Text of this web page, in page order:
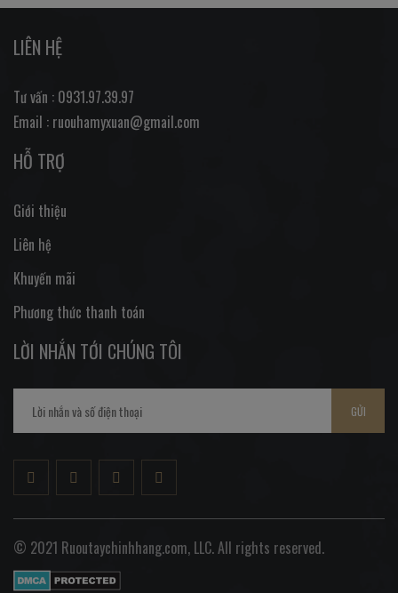
LIÊN HỆ
Tư vấn : 0931.97.39.97
Email : ruouhamyxuan@gmail.com
HỖ TRỢ
Giới thiệu
Liên hệ
Khuyến mãi
Phương thức thanh toán
LỜI NHẮN TỚI CHÚNG TÔI
GỬI
© 2021 Ruoutaychinhhang.com, LLC. All rights reserved.